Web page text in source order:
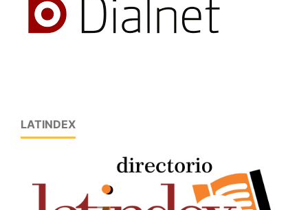
LATINDEX